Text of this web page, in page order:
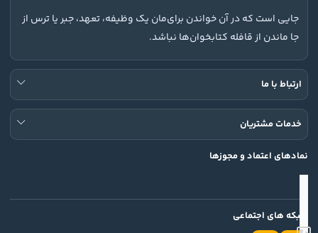
جایی است که در آن خواندن برای‌مان یک وظیفه، تعهد، جبر یا ترس از
جا ماندن از قافله کتابخوان‌ها نباشد.
ارتباط با ما
خدمات مشتریان
نمادهای اعتماد و مجوزها
شبکه های اجتماعی